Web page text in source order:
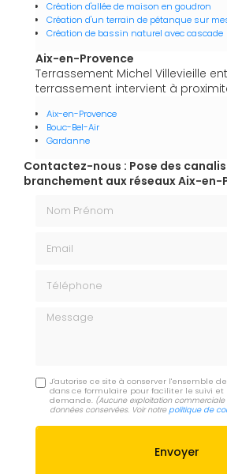
Création d'allée de maison en goudron
Création d'un terrain de pétanque sur
Création de bassin naturel avec cascade
Aix-en-Provence
Terrassement Michel Villevieille
terrassement intervient à
Aix-en-Provence
Bouc-Bel-Air
Gardanne
Contactez-nous : Pose des
branchement aux réseaux Aix-en-
Message
J'autorise ce site à conserver l'ensemble
dans ce formulaire pour faciliter le suivi
demande. (Aucune exploitation
données conservées. Voir notrepolitique de